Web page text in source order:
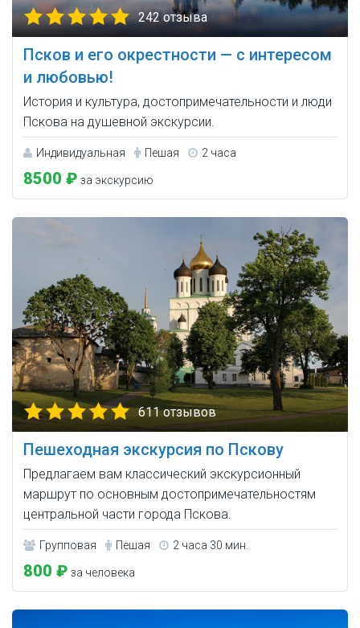
242 отзыва
Псков и его окрестности — с интересом
и любовью!
История и культура, достопримечательности и люди
Пскова на душевной экскурсии.
Индивидуальная Пешая 2 часа
8500 ₽ за экскурсию
611 отзывов
Пешеходная экскурсия по Пскову
Предлагаем вам классический экскурсионный
маршрут по основным достопримечательностям
центральной части города Пскова.
Групповая Пешая 2 часа 30 мин.
800 ₽ за человека